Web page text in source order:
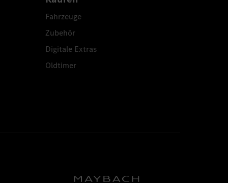
Fahrzeuge
Zubehör
Digitale Extras
Oldtimer